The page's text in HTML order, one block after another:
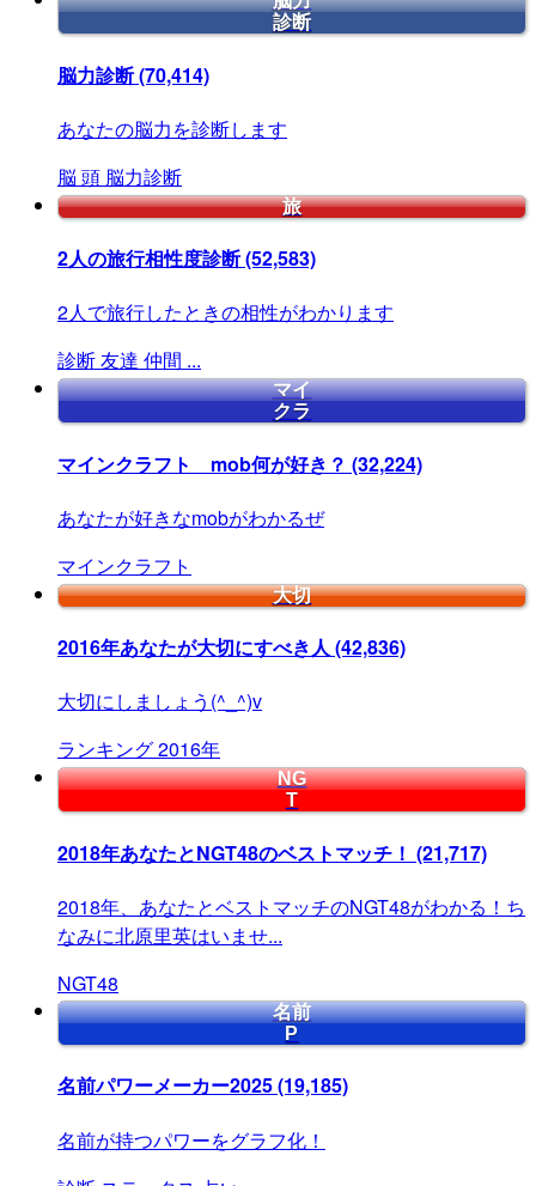
診断
脳力診断(70,414)
あなたの脳力を診断します
脳 頭 脳力診断
旅
2人の旅行相性度診断(52,583)
2人で旅行したときの相性がわかります
診断友達 仲間 ...
マイ
クラ
マインクラフト mob何が好き？ (32,224)
あなたが好きなmobがわかるぜ
マインクラフト
大切
2016年あなたが大切にすべき人 (42,836)
大切にしましょう(^_^)v
ランキング2016年
NG
T
2018年あなたとNGT48のベストマッチ！ (21,717)
2018年、あなたとベストマッチのNGT48がわかる！ち
なみに北原里英はいませ...
NGT48
名前
P
名前パワーメーカー2025(19,185)
名前が持つパワーをグラフ化！